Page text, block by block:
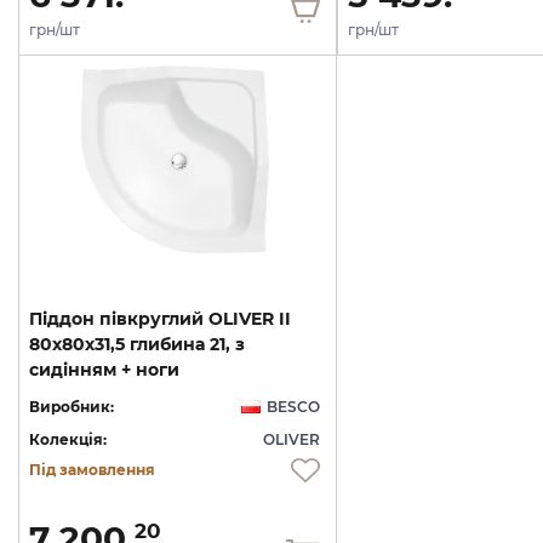
грн/шт грн/шт
Піддон півкруглий OLIVER II
80x80x31,5 глибина 21, з
сидінням + ноги
Виробник:
BESCO
Колекція:
OLIVER
Під замовлення
20